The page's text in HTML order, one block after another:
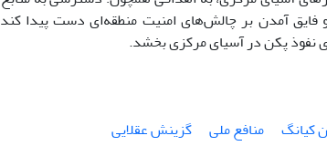
و فایق آمدن بر چالش‌های امنیت منطقه‌ای دست پیدا
نفوذ پکن در آسیای مرکزی بخشد.
کیانگ منافع ملی
گزینش عقلایی